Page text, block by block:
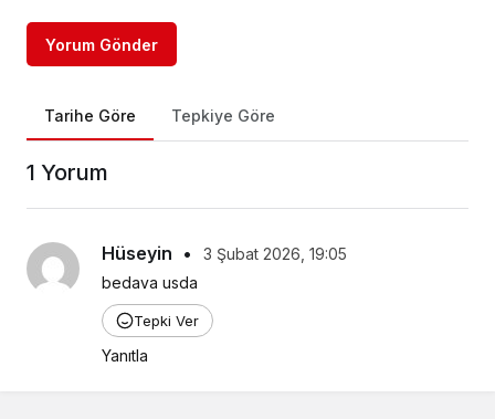
Yorum Gönder
Tarihe Göre Tepkiye Göre
1 Yorum
Hüseyin •
3 Şubat 2026, 19:05
bedava usda
Tepki Ver
Yanıtla